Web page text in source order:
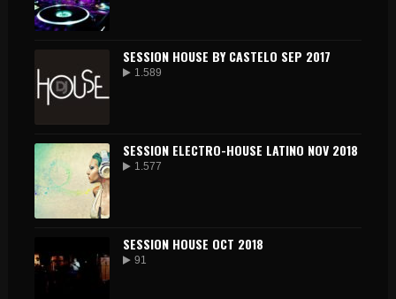
SESSION HOUSE BY CASTELO SEP 2017
1.589
SESSION ELECTRO-HOUSE LATINO NOV 2018
1.577
SESSION HOUSE OCT 2018
91